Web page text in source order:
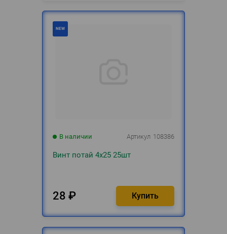
В наличии Артикул 108386
Винт потай 4х25 25шт
28 ₽